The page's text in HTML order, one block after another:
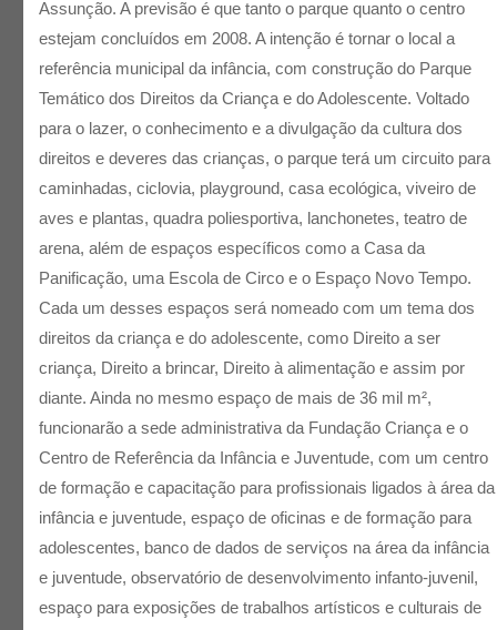
Assunção. A previsão é que tanto o parque quanto o centro
estejam concluídos em 2008. A intenção é tornar o local a
referência municipal da infância, com construção do Parque
Temático dos Direitos da Criança e do Adolescente. Voltado
para o lazer, o conhecimento e a divulgação da cultura dos
direitos e deveres das crianças, o parque terá um circuito para
caminhadas, ciclovia, playground, casa ecológica, viveiro de
aves e plantas, quadra poliesportiva, lanchonetes, teatro de
arena, além de espaços específicos como a Casa da
Panificação, uma Escola de Circo e o Espaço Novo Tempo.
Cada um desses espaços será nomeado com um tema dos
direitos da criança e do adolescente, como Direito a ser
criança, Direito a brincar, Direito à alimentação e assim por
diante. Ainda no mesmo espaço de mais de 36 mil m²,
funcionarão a sede administrativa da Fundação Criança e o
Centro de Referência da Infância e Juventude, com um centro
de formação e capacitação para profissionais ligados à área da
infância e juventude, espaço de oficinas e de formação para
adolescentes, banco de dados de serviços na área da infância
e juventude, observatório de desenvolvimento infanto-juvenil,
espaço para exposições de trabalhos artísticos e culturais de